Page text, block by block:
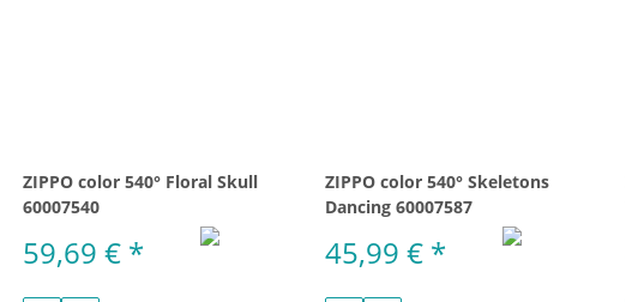
ZIPPO color 540° Floral Skull
60007540
59,69 € *
ZIPPO color 540° Skeletons
Dancing 60007587
45,99 € *